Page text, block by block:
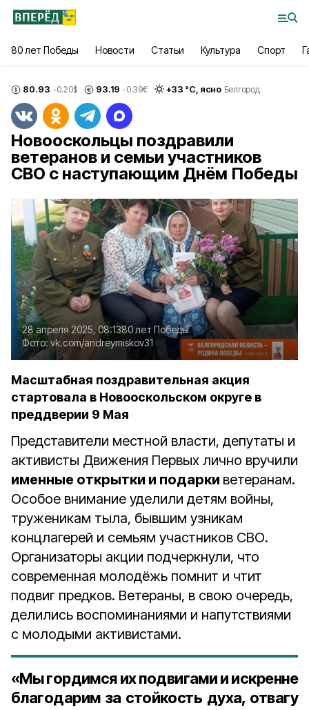
80 лет Победы Новости Статьи Культура Спорт
80.93 -0.20$ 93.19 -0.39€ +33 °С, ясно Белгород
Новооскольцы поздравили
ветеранов и семьи участников
СВО с наступающим Днём Победы
28 апреля 2025, 08:1380 лет Победы
Фото: vk.com/andreymiskov31
Масштабная поздравительная акция
стартовала в Новооскольском округе в
преддверии 9 Мая
Представители местной власти, депутаты и
активисты Движения Первых лично вручили
именные открытки и подарки ветеранам.
Особое внимание уделили детям войны,
труженикам тыла, бывшим узникам
концлагерей и семьям участников СВО.
Организаторы акции подчеркнули, что
современная молодёжь помнит и чтит
подвиг предков. Ветераны, в свою очередь,
делились воспоминаниями и напутствиями
с молодыми активистами.
«Мы гордимся их подвигами и искренне
благодарим за стойкость духа, отвагу